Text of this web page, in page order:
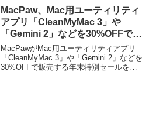
MacPaw、Mac用ユーティリティ
アプリ「CleanMyMac 3」や
「Gemini 2」などを30%OFFで販
売する年末特別セールを開催。
MacPawがMac用ユーティリティアプリ
「CleanMyMac 3」や「Gemini 2」などを
30%OFFで販売する年末特別セールを開